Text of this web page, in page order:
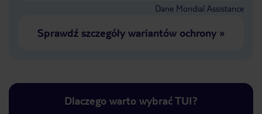
Dane Mondial Assistance
Sprawdź szczegóły wariantów ochrony»
Dlaczego warto wybrać TUI?